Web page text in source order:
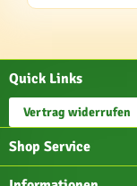
Quick Links
Vertrag widerrufen
Shop Service